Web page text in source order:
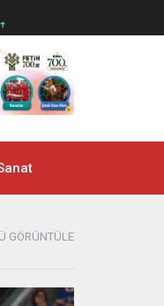
GÖRÜNTÜLE